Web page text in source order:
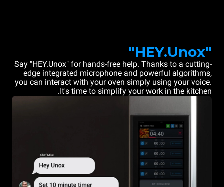
"HEY.Unox"
Say "HEY.Unox" for hands-free help. Thanks to a cutting-
edge integrated microphone and powerful algorithms,
you can interact with your oven simply using your voice.
It's time to simplify your work in the kitchen.